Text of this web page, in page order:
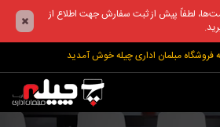
لطفاً پیش از ثبت سفارش جهت اطلاع از
فروشگاه مبلمان اداری چیله خوش آمدید